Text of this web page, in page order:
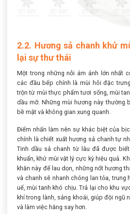
2.2. Hương sả chanh khử
lại sự thư thái
Một trong những nỗi ám ảnh lớn nhất
các đầu bếp chính là mùi hôi đặc
trộn từ mùi thực phẩm tươi sống, mùi
dầu mỡ. Những mùi hương này thường
bề mặt và không gian xung quanh.
Điểm nhấn làm nên sự khác biệt của
chính là chiết xuất hương sả chanh tự
Tinh dầu sả chanh từ lâu đã được
khuẩn, khử mùi vật lý cực kỳ hiệu quả.
khăn này để lau dọn, những nốt hương
và chanh sẽ nhanh chóng lan tỏa, trung
uế, mùi tanh khó chịu. Trả lại cho khu
khí trong lành, sảng khoái, giúp đội ngũ
và làm việc hăng say hơn.